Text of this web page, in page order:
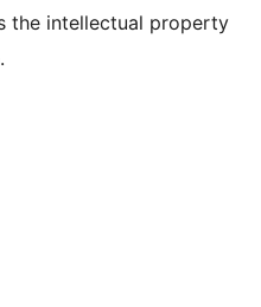
the intellectual property